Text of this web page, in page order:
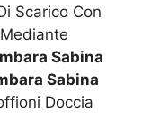
Scarico Con
Sabina
Sabina
Doccia